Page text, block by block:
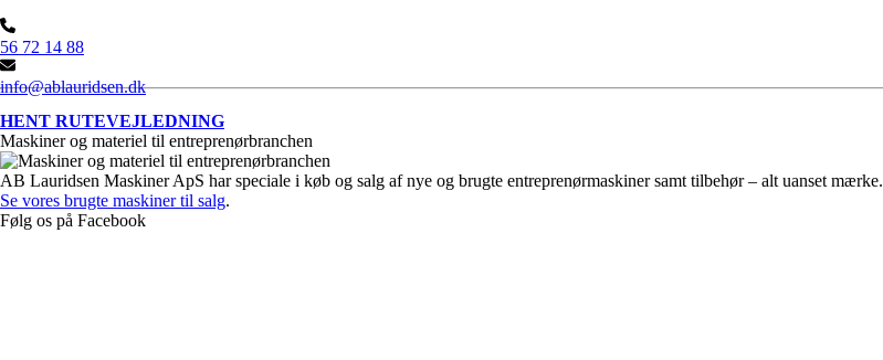
56 72 14 88
info@ablauridsen.dk
HENT RUTEVEJLEDNING
Maskiner og materiel til entreprenørbranchen
AB Lauridsen Maskiner ApS har speciale i køb og salg af nye og brugte entreprenørmaskiner samt tilbehør – alt uanset mærke.
Se vores brugte maskiner til salg.
Følg os på Facebook